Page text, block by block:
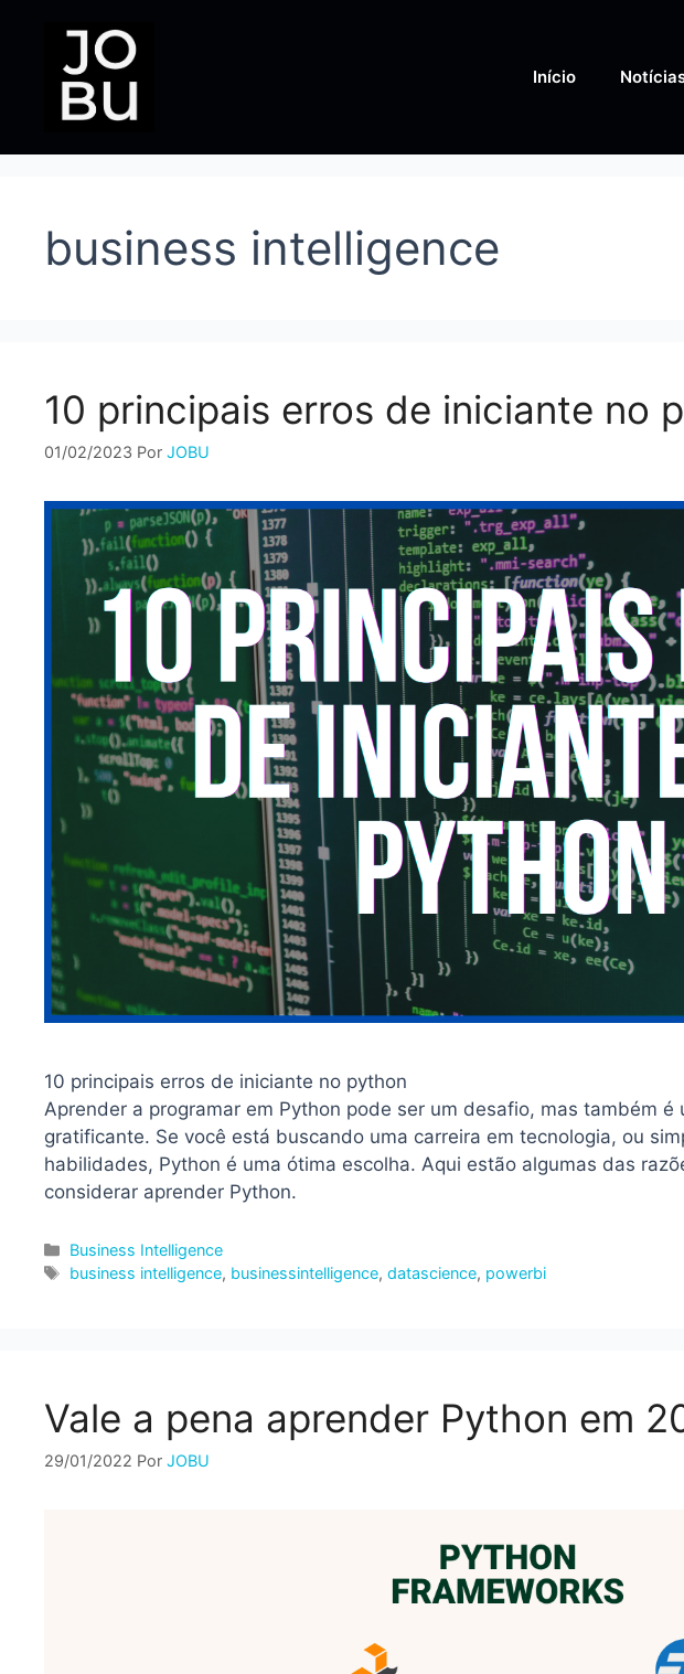
conteúdo
Início
business intelligence
10 principais erros de iniciante no
01/02/2023 Por JOBU
10 principais erros de iniciante no python
Aprender a programar em Python pode ser um desafio, mas também é
gratificante. Se você está buscando uma carreira em tecnologia, ou
habilidades, Python é uma ótima escolha. Aqui estão algumas das
considerar aprender Python.
Categorias
Business Intelligence
Tags
business intelligence, businessintelligence,datascience, powerbi
Vale a pena aprender Python em
29/01/2022 Por JOBU